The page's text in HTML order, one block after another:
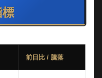
前日比 / 騰落